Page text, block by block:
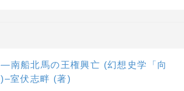
南船北馬の王権興亡 (幻想史学「向
室伏志畔 (著)